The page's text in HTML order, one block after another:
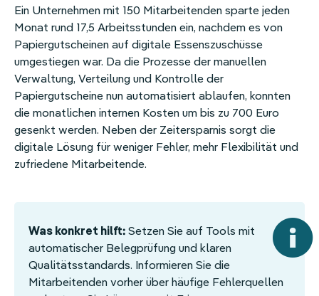
Ein Unternehmen mit 150 Mitarbeitenden sparte jeden
Monat rund 17,5 Arbeitsstunden ein, nachdem es von
Papiergutscheinen auf digitale Essenszuschüsse
umgestiegen war. Da die Prozesse der manuellen
Verwaltung, Verteilung und Kontrolle der
Papiergutscheine nun automatisiert ablaufen, konnten
die monatlichen internen Kosten um bis zu 700 Euro
gesenkt werden. Neben der Zeitersparnis sorgt die
digitale Lösung für weniger Fehler, mehr Flexibilität und
zufriedene Mitarbeitende.
Was konkret hilft: Setzen Sie auf Tools mit
automatischer Belegprüfung und klaren
Qualitätsstandards. Informieren Sie die
Mitarbeitenden vorher über häufige Fehlerquellen